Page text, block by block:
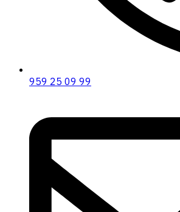
959 25 09 99